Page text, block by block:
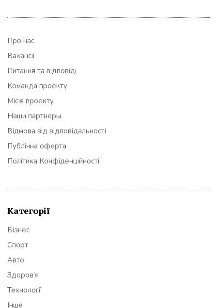
Про нас
Вакансії
Питання та відповіді
Команда проекту
Місія проекту
Наши партнеры
Відмова від відповідальності
Публічна оферта
Політика Конфіденційності
Категорії
Бізнес
Спорт
Авто
Здоров’я
Технології
Інше